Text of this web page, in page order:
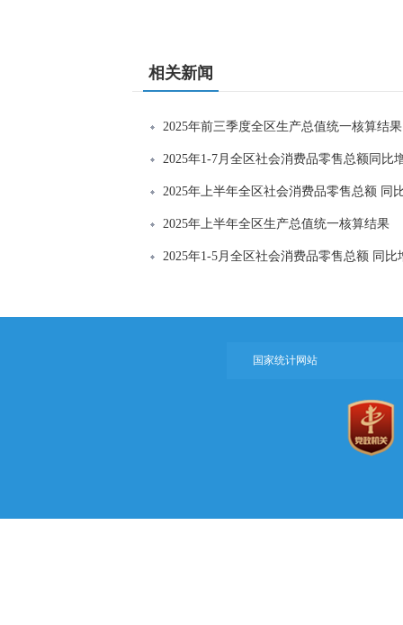
相关新闻
2025年前三季度全区生产总值统一核算结果
2025年1-7月全区社会消费品零售总额同比
2025年上半年全区社会消费品零售总额 同
2025年上半年全区生产总值统一核算结果
2025年1-5月全区社会消费品零售总额 同比
国家统计网站